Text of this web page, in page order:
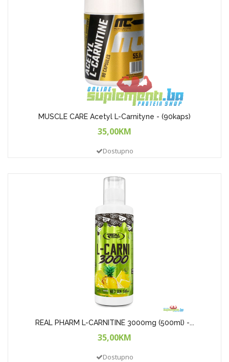
MUSCLE CARE Acetyl L-Carnityne - (90kaps)
35,00KM
Dostupno
REAL PHARM L-CARNITINE 3000mg (500ml) -...
35,00KM
Dostupno